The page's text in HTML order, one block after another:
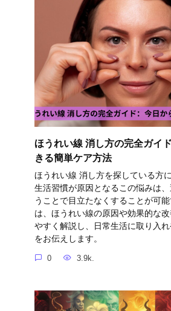
ほうれい線 消し方の完全ガイ
きる簡単ケア方法
ほうれい線 消し方を探している方
生活習慣が原因となるこの悩みは
うことで目立たなくすることが可
は、ほうれい線の原因や効果的な
やすく解説し、日常生活に取り入
をお伝えします。
0 3.9k.